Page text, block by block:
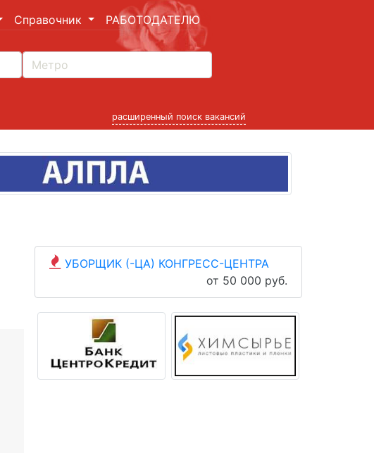
Справочник РАБОТОДАТЕЛЮ
расширенный поиск вакансий
УБОРЩИК (-ЦА) КОНГРЕСС-ЦЕНТРА
от 50 000 руб.